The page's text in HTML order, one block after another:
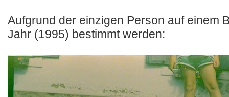
Aufgrund der einzigen Person auf einem
Jahr (1995) bestimmt werden: